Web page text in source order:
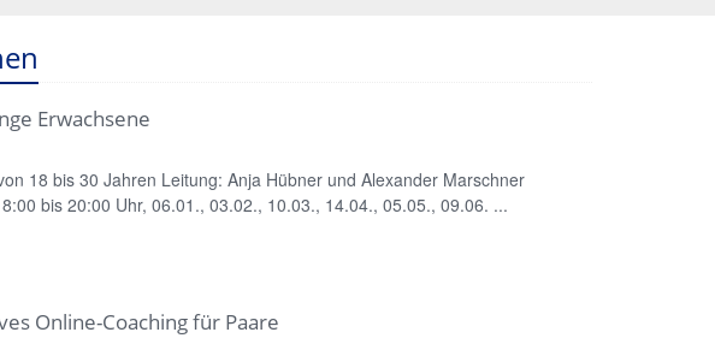
Erwachsene
18 bis 30 Jahren Leitung: Anja Hübner und Alexander Marschner
bis 20:00 Uhr, 06.01., 03.02., 10.03., 14.04., 05.05., 09.06. ...
Online-Coaching für Paare